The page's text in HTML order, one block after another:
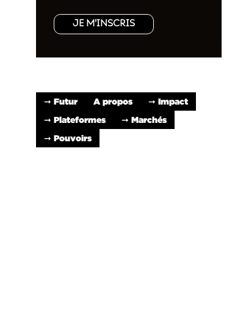
JE M'INSCRIS
➞ Futur A propos
➞ Impact
➞ Plateformes
➞ Marchés
➞ Pouvoirs